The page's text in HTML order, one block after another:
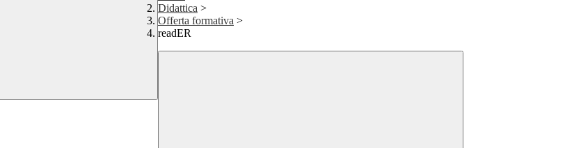
Didattica >
Offerta formativa >
readER